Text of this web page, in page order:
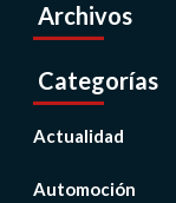
Archivos
Categorías
Actualidad
Automoción